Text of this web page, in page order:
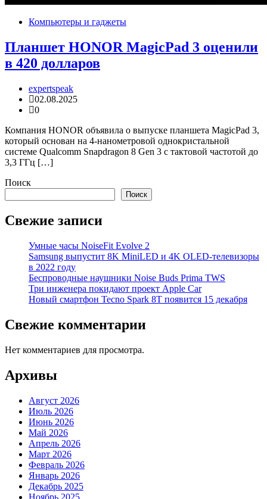
Компьютеры и гаджеты
Планшет HONOR MagicPad 3 оценили
в 420 долларов
expertspeak
02.08.2025
0
Компания HONOR объявила о выпуске планшета MagicPad 3,
который основан на 4-нанометровой однокристальной
системе Qualcomm Snapdragon 8 Gen 3 с тактовой частотой до
3,3 ГГц […]
Поиск
Поиск
Свежие записи
Умные часы NoiseFit Evolve 2
Samsung выпустит 8K MiniLED и 4K OLED-телевизоры
в 2022 году
Беспроводные наушники Noise Buds Prima TWS
Три инженера покидают проект Apple Car
Новый смартфон Tecno Spark 8T появится 15 декабря
Свежие комментарии
Нет комментариев для просмотра.
Архивы
Август 2026
Июль 2026
Июнь 2026
Май 2026
Апрель 2026
Март 2026
Февраль 2026
Январь 2026
Декабрь 2025
Ноябрь 2025